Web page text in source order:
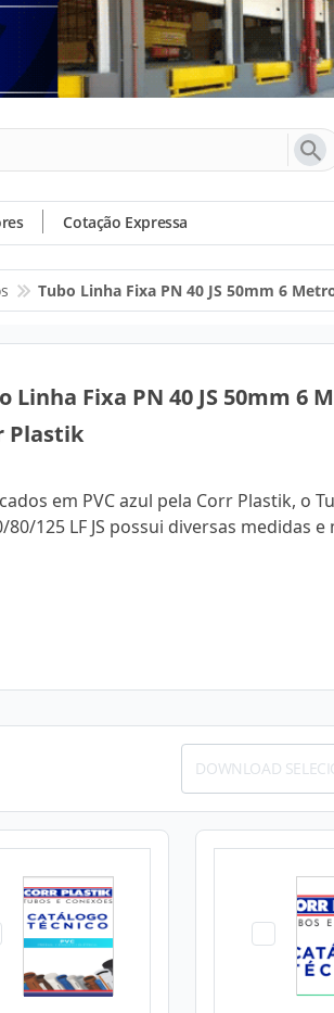
Cotação Expressa
Tubo Linha Fixa PN 40 JS 50mm 6
Linha Fixa PN 40 JS 50mm 6
Plastik
em PVC azul pela Corr Plastik, o
80/125 LF JS possui diversas medidas e
DOWNLOAD